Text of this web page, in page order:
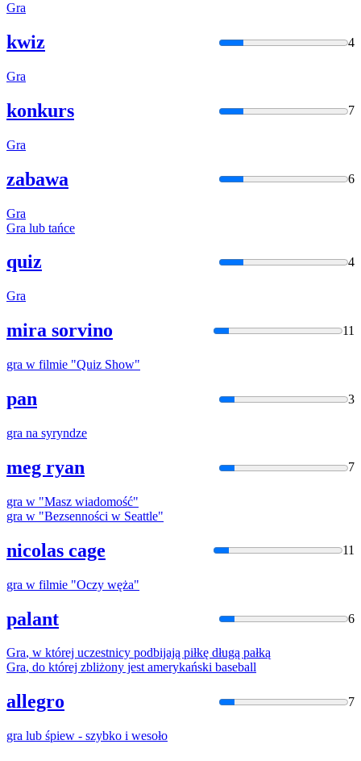
Gra
kwiz 4
Gra
konkurs 7
Gra
zabawa 6
Gra
Gra lub tańce
quiz 4
Gra
mira sorvino 11
gra w filmie "Quiz Show"
pan 3
gra na syryndze
meg ryan 7
gra w "Masz wiadomość"
gra w "Bezsenności w Seattle"
nicolas cage 11
gra w filmie "Oczy węża"
palant 6
Gra, w której uczestnicy podbijają piłkę długą pałką
Gra, do której zbliżony jest amerykański baseball
allegro 7
gra lub śpiew - szybko i wesoło